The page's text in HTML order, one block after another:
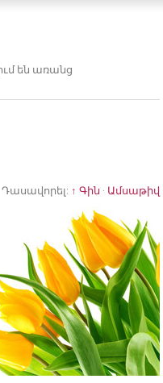
են առանց
Դասավորել: ↑ Գին · Ամսաթիվ